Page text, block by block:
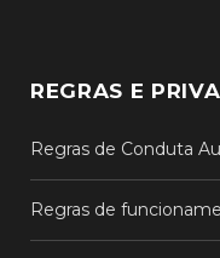
REGRAS E
Regras de Conduta
Regras de